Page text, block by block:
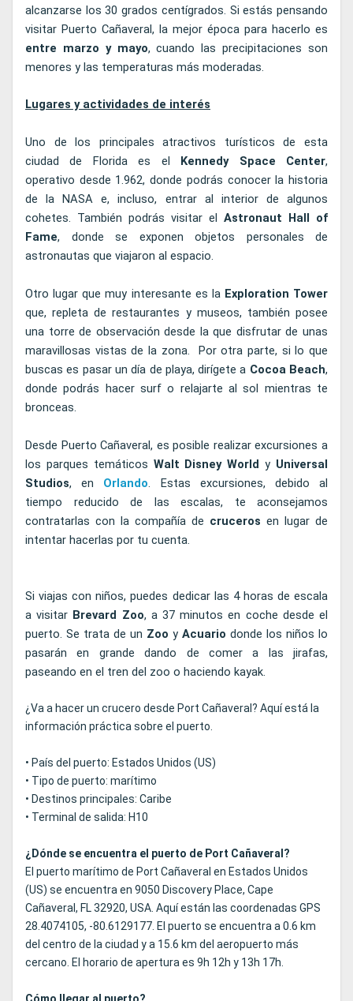
alcanzarse los 30 grados centígrados. Si estás pensando
visitar Puerto Cañaveral, la mejor época para hacerlo es
entre marzo y mayo, cuando las precipitaciones son
menores y las temperaturas más moderadas.
Lugares y actividades de interés
Uno de los principales atractivos turísticos de esta
ciudad de Florida es el
Kennedy Space Center,
operativo desde 1.962, donde podrás conocer la historia
de la NASA e, incluso, entrar al interior de algunos
cohetes. También podrás visitar el Astronaut Hall of
Fame, donde se exponen objetos personales de
astronautas que viajaron al espacio.
Otro lugar que muy interesante es la Exploration Tower
que, repleta de restaurantes y museos, también posee
una torre de observación desde la que disfrutar de unas
maravillosas vistas de la zona. Por otra parte, si lo que
buscas es pasar un día de playa, dirígete a Cocoa Beach,
donde podrás hacer surf o relajarte al sol mientras te
bronceas.
Desde Puerto Cañaveral, es posible realizar excursiones a
los parques temáticos Walt Disney Worldy Universal
Studios, en Orlando. Estas excursiones, debido al
tiempo reducido de las escalas, te aconsejamos
contratarlas con la compañía de cruceros en lugar de
intentar hacerlas por tu cuenta.
Si viajas con niños, puedes dedicar las 4 horas de escala
a visitar Brevard Zoo, a 37 minutos en coche desde el
puerto. Se trata de un Zoo y Acuario donde los niños lo
pasarán en grande dando de comer a las jirafas,
paseando en el tren del zoo o haciendo kayak.
¿Va a hacer un crucero desde Port Cañaveral? Aquí está la
información práctica sobre el puerto.
• País del puerto: Estados Unidos (US)
• Tipo de puerto: marítimo
• Destinos principales: Caribe
• Terminal de salida: H10
¿Dónde se encuentra el puerto de Port Cañaveral?
El puerto marítimo de Port Cañaveral en Estados Unidos
(US) se encuentra en 9050 Discovery Place, Cape
Cañaveral, FL 32920, USA. Aquí están las coordenadas GPS
28.4074105, -80.6129177. El puerto se encuentra a 0.6 km
del centro de la ciudad y a 15.6 km del aeropuerto más
cercano. El horario de apertura es 9h 12h y 13h 17h.